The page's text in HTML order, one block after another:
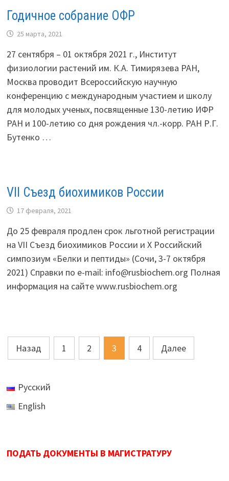
Годичное собрание ОФР
25 марта, 2021
27 сентября – 01 октября 2021 г., Институт
физиологии растений им. К.А. Тимирязева РАН,
Москва проводит Всероссийскую научную
конференцию с международным участием и школу
для молодых ученых, посвященные 130-летию ИФР
РАН и 100-летию со дня рождения чл.-корр. РАН Р.Г.
Бутенко …
VII Съезд биохимиков России
17 февраля, 2021
До 25 февраля продлен срок льготной регистрации
на VII Съезд биохимиков России и X Российский
симпозиум «Белки и пептиды» (Сочи, 3-7 октября
2021) Справки по e-mail: info@rusbiochem.org Полная
информация на сайте www.rusbiochem.org
Пагинация
записей
Назад 1 2 3 4 Далее
Русский
English
ПОДАТЬ ДОКУМЕНТЫ В МАГИСТРАТУРУ